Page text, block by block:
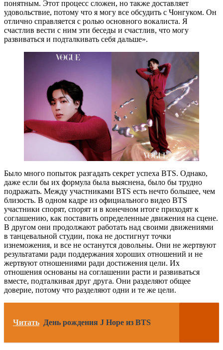
понятным. Этот процесс сложен, но также доставляет
удовольствие, потому что я могу все обсудить с Чонгуком. Он
отлично справляется с ролью основного вокалиста. Я
счастлив вести с ним эти беседы и счастлив, что могу
развиваться и подталкивать себя дальше».
Было много попыток разгадать секрет успеха BTS. Однако,
даже если бы их формула была выяснена, было бы трудно
подражать. Между участниками BTS есть нечто большее, чем
близость. В одном кадре из официального видео BTS
участники спорят, спорят и в конечном итоге приходят к
соглашению, как поставить определенные движения на сцене.
В другом они продолжают работать над своими движениями
в танцевальной студии, пока не достигнут точки
изнеможения, и все не останутся довольны. Они не жертвуют
результатами ради поддержания хороших отношений и не
жертвуют отношениями ради достижения цели. Их
отношения основаны на соглашении расти и развиваться
вместе, подталкивая друг друга. Они разделяют общее
доверие, потому что разделяют одни и те же цели.
Читать День рождения J Hope из BTS